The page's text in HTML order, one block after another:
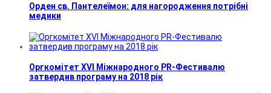
Орден св. Пантелеїмон: для нагородження потрібні
медики
Оргкомітет XVI Міжнародного PR-Фестивалю
затвердив програму на 2018 рік